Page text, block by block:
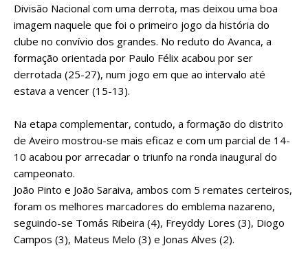
Divisão Nacional com uma derrota, mas deixou uma boa
imagem naquele que foi o primeiro jogo da história do
clube no convívio dos grandes. No reduto do Avanca, a
formação orientada por Paulo Félix acabou por ser
derrotada (25-27), num jogo em que ao intervalo até
estava a vencer (15-13).
Na etapa complementar, contudo, a formação do distrito
de Aveiro mostrou-se mais eficaz e com um parcial de 14-
10 acabou por arrecadar o triunfo na ronda inaugural do
campeonato.
João Pinto e João Saraiva, ambos com 5 remates certeiros,
foram os melhores marcadores do emblema nazareno,
seguindo-se Tomás Ribeira (4), Freyddy Lores (3), Diogo
Campos (3), Mateus Melo (3) e Jonas Alves (2).